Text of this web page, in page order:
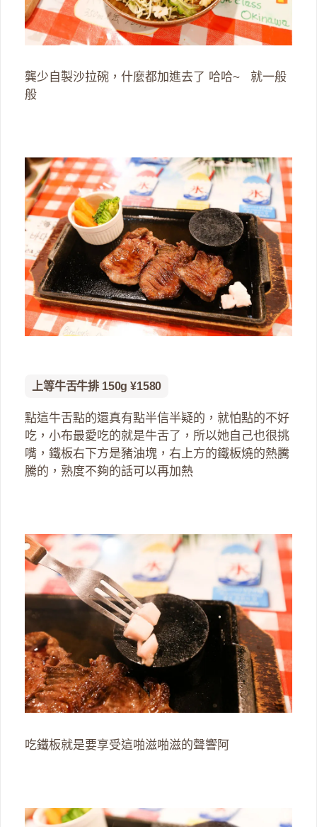
龔少自製沙拉碗，什麼都加進去了 哈哈~ 就一般
般
上等牛舌牛排 150g ¥1580
點這牛舌點的還真有點半信半疑的，就怕點的不好
吃，小布最愛吃的就是牛舌了，所以她自己也很挑
嘴，鐵板右下方是豬油塊，右上方的鐵板燒的熱騰
騰的，熟度不夠的話可以再加熱
吃鐵板就是要享受這啪滋啪滋的聲響阿